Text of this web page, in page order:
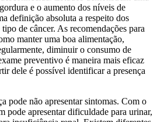
e o aumento dos níveis de
definição absoluta a respeito dos
de câncer. As recomendações para
manter uma boa alimentação,
diminuir o consumo de
preventivo é maneira mais eficaz
dele é possível identificar a presença
pode não apresentar sintomas. Com o
pode apresentar dificuldade para urinar,